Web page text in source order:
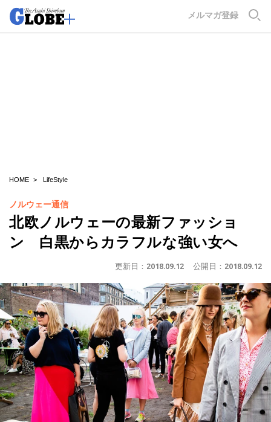
メルマガ登録
HOME LifeStyle
ノルウェー通信
北欧ノルウェーの最新ファッショ
ン 白黒からカラフルな強い女へ
更新日： 2018.09.12 公開日： 2018.09.12